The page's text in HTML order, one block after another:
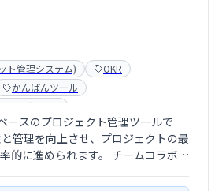
ト管理システム)
OKR
かんばんツール
ングツール
ンダー
プロジェクト管理ツール
ール
ースのプロジェクト管理ツールで
管理を向上させ、プロジェクトの最
的に進められます。 チームコラボレ